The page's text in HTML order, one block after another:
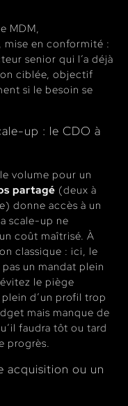
MDM,
mise en conformité :
senior qui l’a déjà
ciblée, objectif
si le besoin se
up : le CDO à
volume pour un
partagé (deux à
donne accès à un
scale-up ne
coût maîtrisé. À
classique : ici, le
un mandat plein
le piège
d’un profil trop
mais manque de
faudra tôt ou tard
progrès.
acquisition ou un